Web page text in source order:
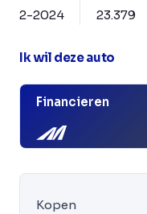
2-2024 23.379
Ik wil deze auto
Financieren
Kopen